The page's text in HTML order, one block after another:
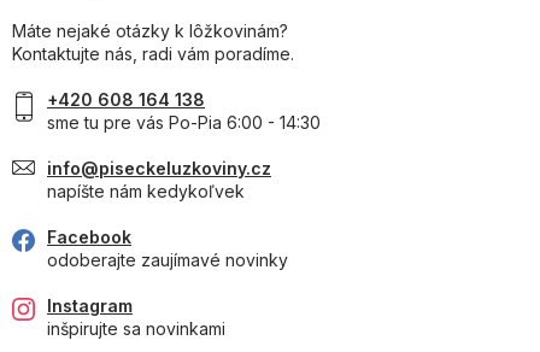
Máte nejaké otázky k lôžkovinám?
Kontaktujte nás, radi vám poradíme.
+420 608 164 138
sme tu pre vás Po-Pia 6:00 - 14:30
info@piseckeluzkoviny.cz
napíšte nám kedykoľvek
Facebook
odoberajte zaujímavé novinky
Instagram
inšpirujte sa novinkami